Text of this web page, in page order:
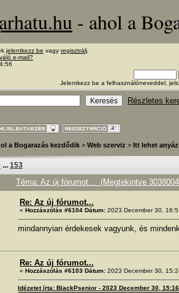
- ahol a
jelentkezz be vagy regisztrálj
e-mail?
Jelentkezz be a felhasználóneveddel,
Részletes
a Bogarazás kezdődik > Web szerviz > Itt lehet
... 153
Téma: Az új fórumot... (Megtekintve
Re: Az új fórumot...
« Hozzászólás #6104 Dátum: 2023 December 30,
mindannyian érdekesek vagyunk, és
Re: Az új fórumot...
« Hozzászólás #6103 Dátum: 2023 December 30,
Idézetet írta: BlackPsenior - 2023 December 30,